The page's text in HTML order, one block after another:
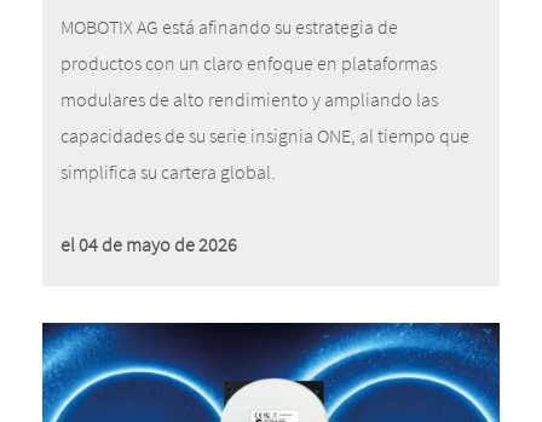
MOBOTIX AG está afinando su estrategia de
productos con un claro enfoque en plataformas
modulares de alto rendimiento y ampliando las
capacidades de su serie insignia ONE, al tiempo que
simplifica su cartera global.
el 04 de mayo de 2026